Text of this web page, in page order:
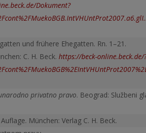
Dokument?
und frühere Ehegatten. Rn. 1–21.
C. H. Beck. https://beck-online.beck.de/
privatno pravo. Beograd: Službeni
München: Verlag C. H. Beck.